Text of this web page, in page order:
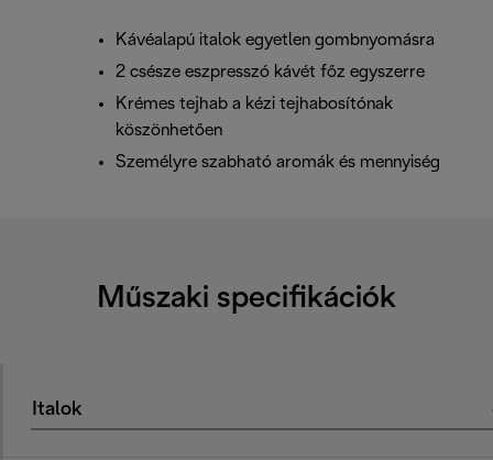
Kávéalapú italok egyetlen gombnyomásra
2 csésze eszpresszó kávét főz egyszerre
Krémes tejhab a kézi tejhabosítónak
köszönhetően
Személyre szabható aromák és mennyiség
Műszaki specifikációk
Italok